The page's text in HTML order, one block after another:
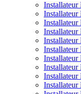
Installateur
Installateur
Installateur
Installateur
Installateur
Installateur
Installateur
Installateur
Installateur